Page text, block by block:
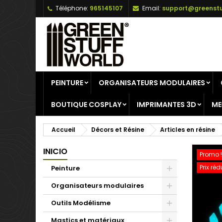
Téléphone: 965145107 Email:
PEINTURE ORGANISATEURS MODULAIRES
BOUTIQUE COSPLAY IMPRIMANTES 3D
Accueil Décors et Résine Articles en résine
INICIO
Peinture
Organisateurs modulaires
Outils Modélisme
Promo !
Prix